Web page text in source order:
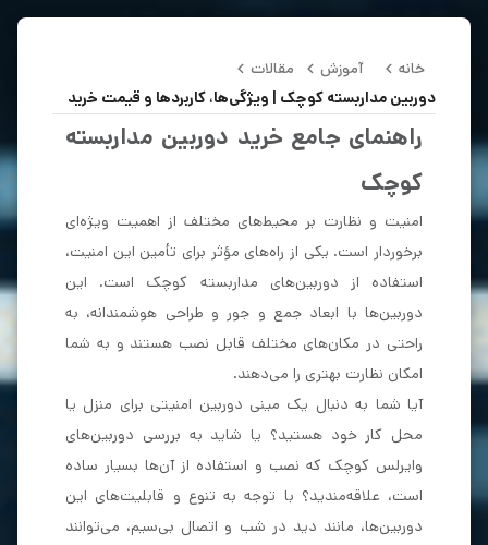
خانه آموزش
مقالات
دوربین مداربسته کوچک | ویژگی‌ها، کاربردها و قیمت خرید
راهنمای جامع خرید دوربین مداربسته
کوچک
امنیت و نظارت بر محیط‌های مختلف از اهمیت ویژه‌ای
برخوردار است. یکی از راه‌های مؤثر برای تأمین این امنیت،
استفاده از دوربین‌های مداربسته کوچک است. این
دوربین‌ها با ابعاد جمع و جور و طراحی هوشمندانه، به
راحتی در مکان‌های مختلف قابل نصب هستند و به شما
امکان نظارت بهتری را می‌دهند.
آیا شما به دنبال یک مینی دوربین امنیتی برای منزل یا
محل کار خود هستید؟ یا شاید به بررسی دوربین‌های
وایرلس کوچک که نصب و استفاده از آن‌ها بسیار ساده
است، علاقه‌مندید؟ با توجه به تنوع و قابلیت‌های این
دوربین‌ها، مانند دید در شب و اتصال بی‌سیم، می‌توانند